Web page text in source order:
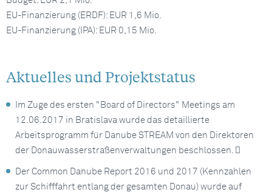
EU-Finanzierung (ERDF): EUR 1,6 Mio.
EU-Finanzierung (IPA): EUR 0,15 Mio.
Aktuelles und Projektstatus
Im Zuge des ersten "Board of Directors" Meetings am
12.06.2017 in Bratislava wurde das detaillierte
Arbeitsprogramm für Danube STREAM von den Direktoren
der Donauwasserstraßenverwaltungen beschlossen. 
Der Common Danube Report 2016 und 2017 (Kennzahlen
zur Schifffahrt entlang der gesamten Donau) wurde auf